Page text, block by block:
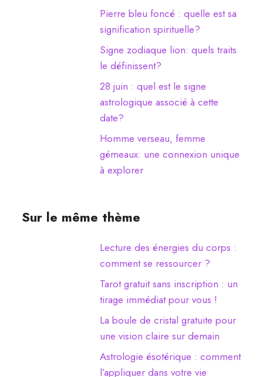
Pierre bleu foncé : quelle est sa
signification spirituelle?
Signe zodiaque lion: quels traits
le définissent?
28 juin : quel est le signe
astrologique associé à cette
date?
Homme verseau, femme
gémeaux: une connexion unique
à explorer
Sur le même thème
Lecture des énergies du corps :
comment se ressourcer ?
Tarot gratuit sans inscription : un
tirage immédiat pour vous !
La boule de cristal gratuite pour
une vision claire sur demain
Astrologie ésotérique : comment
l’appliquer dans votre vie